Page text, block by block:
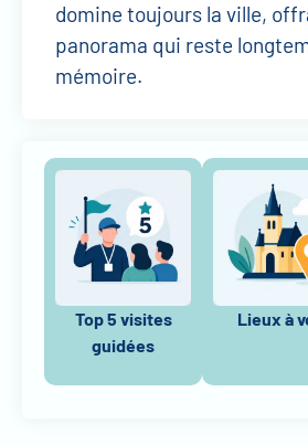
domine toujours la ville,
panorama qui reste
mémoire.
Top 5 visites
guidées
Lieux à